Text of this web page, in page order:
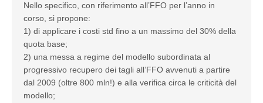
Nello specifico, con riferimento all’FFO per l’anno in
corso, si propone:
1) di applicare i costi std fino a un massimo del 30% della
quota base;
2) una messa a regime del modello subordinata al
progressivo recupero dei tagli all’FFO avvenuti a partire
dal 2009 (oltre 800 mln!) e alla verifica circa le criticità del
modello;